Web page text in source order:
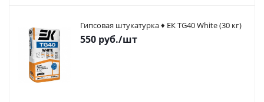
Гипсовая штукатурка ♦ ЕК TG40 White (30 кг)
550 руб./шт